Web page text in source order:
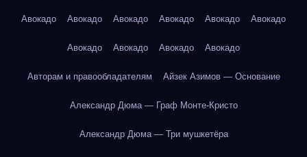
Авокадо Авокадо Авокадо Авокадо Авокадо Авокадо
Авокадо Авокадо Авокадо Авокадо
Авторам и правообладателям Айзек Азимов — Основание
Александр Дюма — Граф Монте-Кристо
Александр Дюма — Три мушкетёра